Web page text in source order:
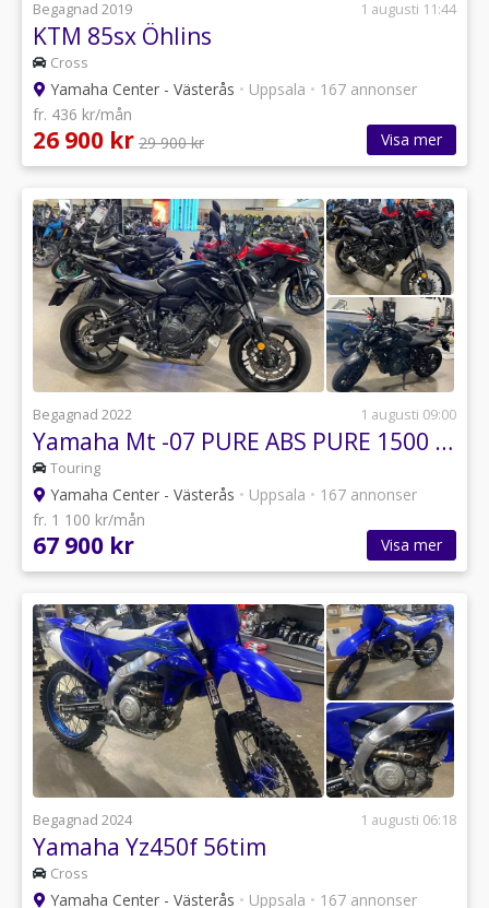
Begagnad 2019 1 augusti 11:44
KTM 85sx Öhlins
Cross
Yamaha Center - Västerås • Uppsala • 167 annonser
fr. 436 kr/mån
26 900 kr 29 900 kr Visa mer
Begagnad 2022 1 augusti 09:00
Yamaha Mt -07 PURE ABS PURE 1500 mil mt07 mt-07
Touring
Yamaha Center - Västerås • Uppsala • 167 annonser
fr. 1 100 kr/mån
67 900 kr Visa mer
Begagnad 2024 1 augusti 06:18
Yamaha Yz450f 56tim
Cross
Yamaha Center - Västerås • Uppsala • 167 annonser